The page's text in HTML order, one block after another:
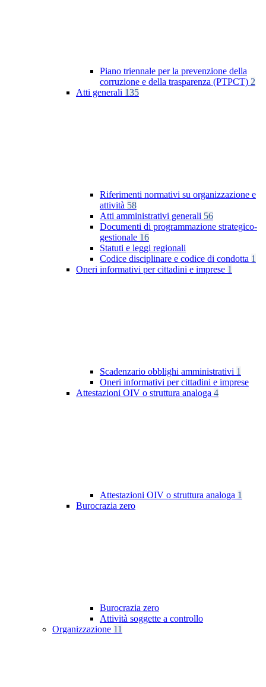
Piano triennale per la prevenzione della
corruzione e della trasparenza (PTPCT) 2
Atti generali 135
Riferimenti normativi su organizzazione e
attività 58
Atti amministrativi generali 56
Documenti di programmazione strategico-
gestionale 16
Statuti e leggi regionali
Codice disciplinare e codice di condotta 1
Oneri informativi per cittadini e imprese 1
Scadenzario obblighi amministrativi 1
Oneri informativi per cittadini e imprese
Attestazioni OIV o struttura analoga 4
Attestazioni OIV o struttura analoga 1
Burocrazia zero
Burocrazia zero
Attività soggette a controllo
Organizzazione 11